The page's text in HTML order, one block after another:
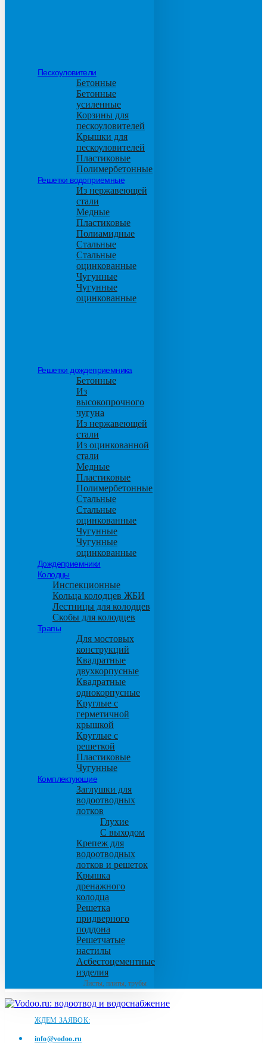
Пескоуловители
Бетонные
Бетонные
усиленные
Корзины для
пескоуловителей
Крышки для
пескоуловителей
Пластиковые
Полимербетонные
Решетки водоприемные
Из нержавеющей
стали
Медные
Пластиковые
Полиамидные
Стальные
Стальные
оцинкованные
Чугунные
Чугунные
оцинкованные
Решетки дождеприемника
Бетонные
Из
высокопрочного
чугуна
Из нержавеющей
стали
Из оцинкованной
стали
Медные
Пластиковые
Полимербетонные
Стальные
Стальные
оцинкованные
Чугунные
Чугунные
оцинкованные
Дождеприемники
Колодцы
Инспекционные
Кольца колодцев ЖБИ
Лестницы для колодцев
Скобы для колодцев
Трапы
Для мостовых
конструкций
Квадратные
двухкорпусные
Квадратные
однокорпусные
Круглые с
герметичной
крышкой
Круглые с
решеткой
Пластиковые
Чугунные
Комплектующие
Заглушки для
водоотводных
лотков
Глухие
С выходом
Крепеж для
водоотводных
лотков и решеток
Крышка
дренажного
колодца
Решетка
придверного
поддона
Решетчатые
настилы
Асбестоцементные
изделия
Листы, плиты, трубы
ЖДЕМ ЗАЯВОК:
info@vodoo.ru